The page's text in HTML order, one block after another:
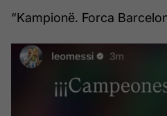
“Kampionë. Forca